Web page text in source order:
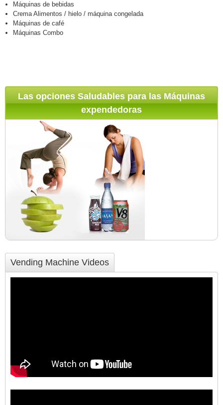
Máquinas de bebidas
Crema Alimentos / hielo / máquina congelada
Máquinas de café
Máquinas Combo
Las opciones Saludables para las Máquinas
expendedoras
Vending Machine Videos